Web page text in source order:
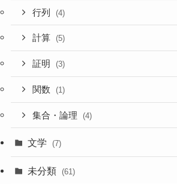
行列 (4)
計算 (5)
証明 (3)
関数 (1)
集合・論理 (4)
文学 (7)
未分類 (61)